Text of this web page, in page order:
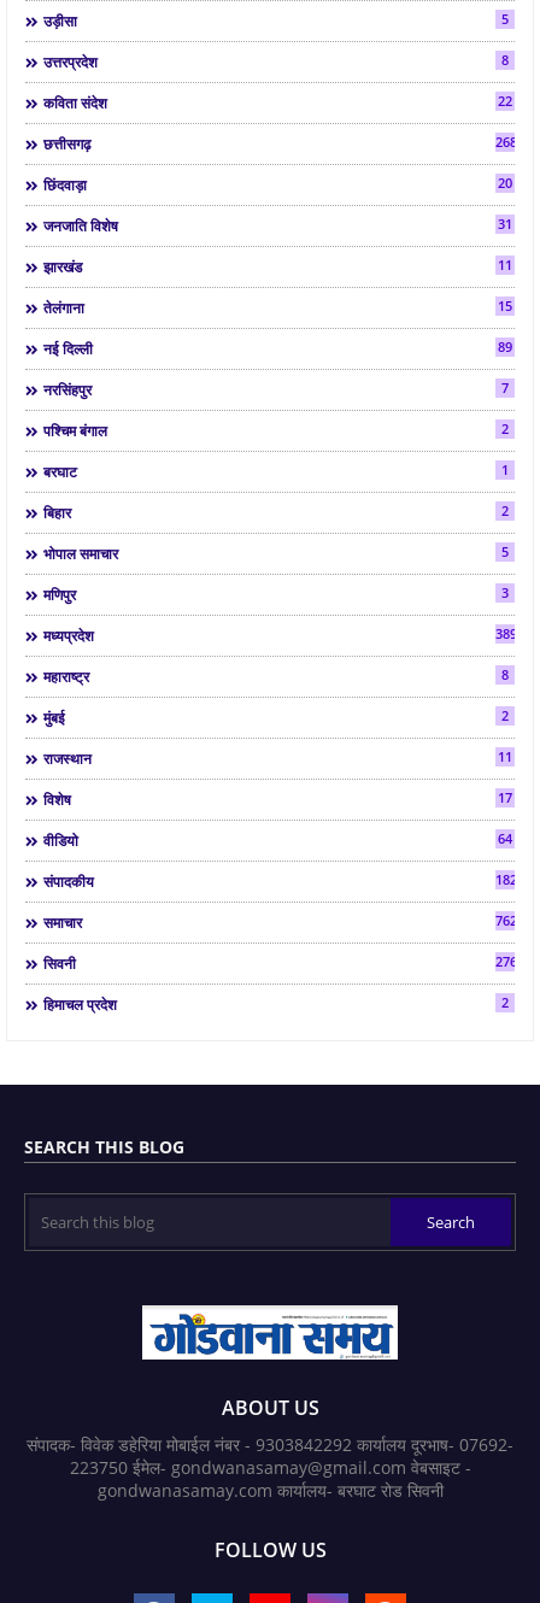
उड़ीसा 5
उत्तरप्रदेश 8
कविता संदेश 22
छत्तीसगढ़ 268
छिंदवाड़ा 20
जनजाति विशेष 31
झारखंड 11
तेलंगाना 15
नई दिल्ली 89
नरसिंहपुर 7
पश्चिम बंगाल 2
बरघाट 1
बिहार 2
भोपाल समाचार 5
मणिपुर 3
मध्यप्रदेश 3892
महाराष्ट्र 8
मुंबई 2
राजस्थान 11
विशेष 17
वीडियो 64
संपादकीय 182
समाचार 7624
सिवनी 2763
हिमाचल प्रदेश 2
SEARCH THIS BLOG
ABOUT US
संपादक- विवेक डहेरिया मोबाईल नंबर - 9303842292 कार्यालय दूरभाष- 07692-
223750 ईमेल- gondwanasamay@gmail.com वेबसाइट -
gondwanasamay.com कार्यालय- बरघाट रोड सिवनी
FOLLOW US